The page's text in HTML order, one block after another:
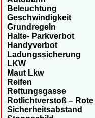
Beleuchtung
Geschwindigkeit
Grundregeln
Halte- Parkverbot
Handyverbot
Ladungssicherung
LKW
Maut Lkw
Reifen
Rettungsgasse
Rotlichtverstoß –
Sicherheitsabstand